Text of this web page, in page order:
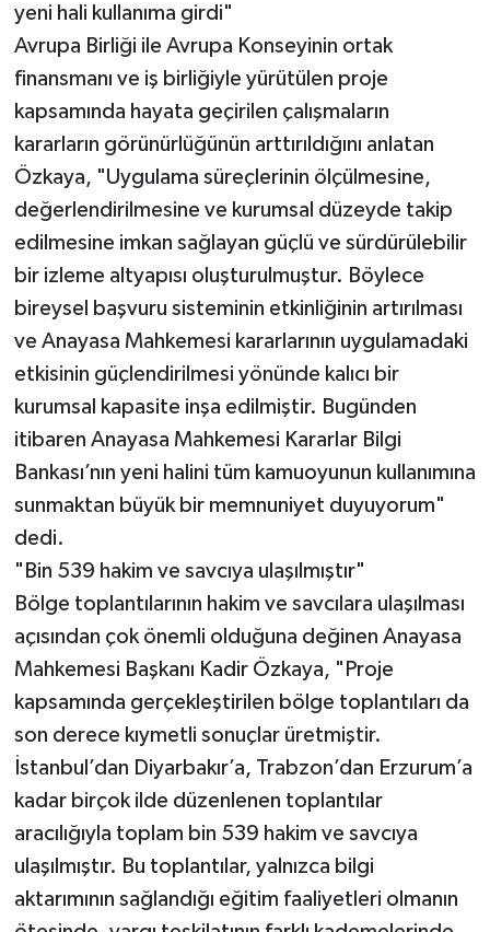
yeni hali kullanıma girdi"
Avrupa Birliği ile Avrupa Konseyinin ortak
finansmanı ve iş birliğiyle yürütülen proje
kapsamında hayata geçirilen çalışmaların
kararların görünürlüğünün arttırıldığını anlatan
Özkaya, "Uygulama süreçlerinin ölçülmesine,
değerlendirilmesine ve kurumsal düzeyde takip
edilmesine imkan sağlayan güçlü ve sürdürülebilir
bir izleme altyapısı oluşturulmuştur. Böylece
bireysel başvuru sisteminin etkinliğinin artırılması
ve Anayasa Mahkemesi kararlarının uygulamadaki
etkisinin güçlendirilmesi yönünde kalıcı bir
kurumsal kapasite inşa edilmiştir. Bugünden
itibaren Anayasa Mahkemesi Kararlar Bilgi
Bankası’nın yeni halini tüm kamuoyunun kullanımına
sunmaktan büyük bir memnuniyet duyuyorum"
dedi.
"Bin 539 hakim ve savcıya ulaşılmıştır"
Bölge toplantılarının hakim ve savcılara ulaşılması
açısından çok önemli olduğuna değinen Anayasa
Mahkemesi Başkanı Kadir Özkaya, "Proje
kapsamında gerçekleştirilen bölge toplantıları da
son derece kıymetli sonuçlar üretmiştir.
İstanbul’dan Diyarbakır’a, Trabzon’dan Erzurum’a
kadar birçok ilde düzenlenen toplantılar
aracılığıyla toplam bin 539 hakim ve savcıya
ulaşılmıştır. Bu toplantılar, yalnızca bilgi
aktarımının sağlandığı eğitim faaliyetleri olmanın